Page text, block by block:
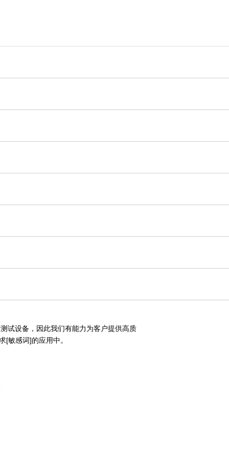
试设备，因此我们有能力为客户提供高质
[敏感词]的应用中。